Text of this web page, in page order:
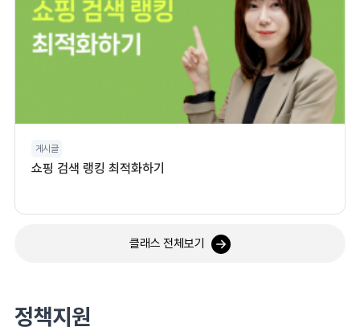
게시글
쇼핑 검색 랭킹 최적화하기
클래스 전체보기
정책지원